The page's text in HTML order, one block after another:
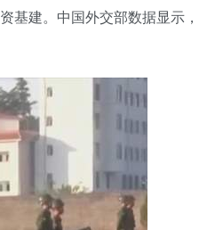
基建。中国外交部数据显示，